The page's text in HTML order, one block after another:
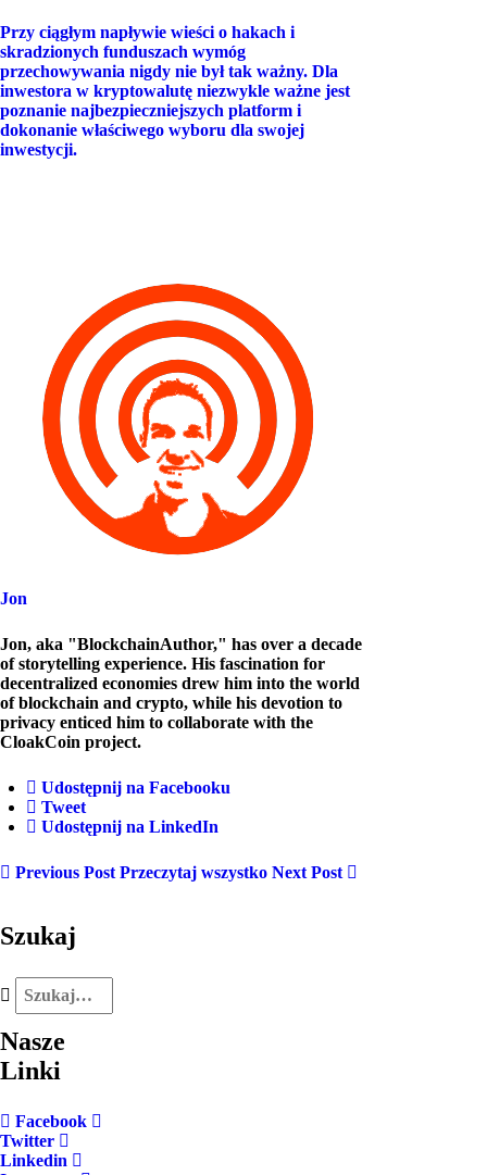
Przy ciągłym napływie wieści o hakach i
skradzionych funduszach wymóg
przechowywania nigdy nie był tak ważny. Dla
inwestora w kryptowalutę niezwykle ważne jest
poznanie najbezpieczniejszych platform i
dokonanie właściwego wyboru dla swojej
inwestycji.
Jon
Jon, aka "BlockchainAuthor," has over a decade
of storytelling experience. His fascination for
decentralized economies drew him into the world
of blockchain and crypto, while his devotion to
privacy enticed him to collaborate with the
CloakCoin project.
Udostępnij na Facebooku
Tweet
Udostępnij na LinkedIn
Previous PostPrzeczytaj wszystko Next Post
Szukaj
Nasze
Linki
Facebook
Twitter
Linkedin